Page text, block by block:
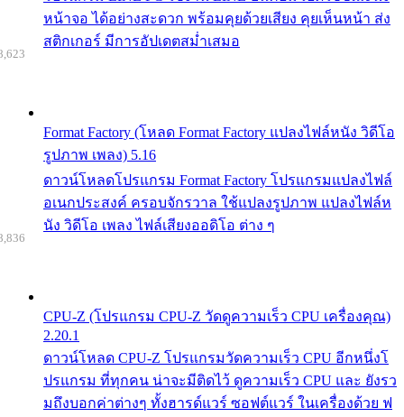
หน้าจอ ได้อย่างสะดวก พร้อมคุยด้วยเสียง คุยเห็นหน้า ส่ง
สติกเกอร์ มีการอัปเดตสม่ำเสมอ
Format Factory (โหลด Format Factory แปลงไฟล์หนัง วิดีโอ
รูปภาพ เพลง) 5.16
ดาวน์โหลดโปรแกรม Format Factory โปรแกรมแปลงไฟล์
อเนกประสงค์ ครอบจักรวาล ใช้แปลงรูปภาพ แปลงไฟล์ห
นัง วิดีโอ เพลง ไฟล์เสียงออดิโอ ต่าง ๆ
CPU-Z (โปรแกรม CPU-Z วัดดูความเร็ว CPU เครื่องคุณ)
2.20.1
ดาวน์โหลด CPU-Z โปรแกรมวัดความเร็ว CPU อีกหนึ่งโ
ปรแกรม ที่ทุกคน น่าจะมีติดไว้ ดูความเร็ว CPU และ ยังรว
มถึงบอกค่าต่างๆ ทั้งฮารด์แวร์ ซอฟต์แวร์ ในเครื่องด้วย ฟ